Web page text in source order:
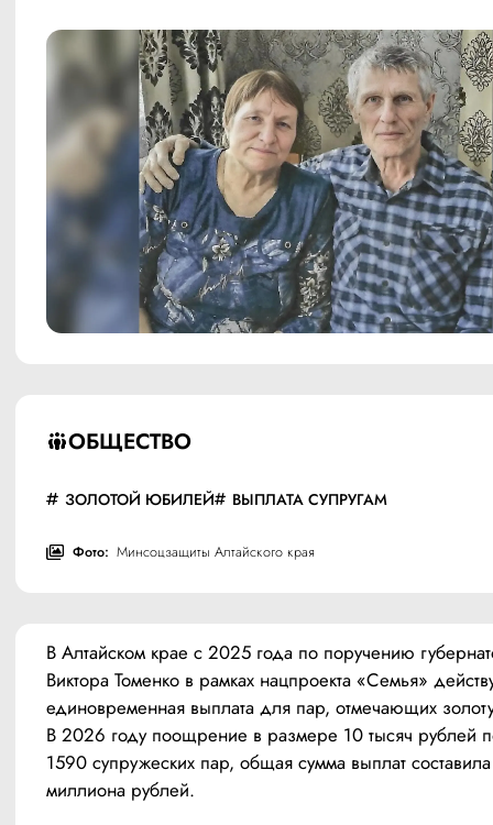
ОБЩЕСТВО
ЗОЛОТОЙ ЮБИЛЕЙ ВЫПЛАТА СУПРУГАМ
Фото: Минсоцзащиты Алтайского края
В Алтайском крае с 2025 года по поручению
Виктора Томенко в рамках нацпроекта «Семья»
единовременная выплата для пар, отмечающих
В 2026 году поощрение в размере 10 тысяч рублей
1590 супружеских пар, общая сумма выплат
миллиона рублей.